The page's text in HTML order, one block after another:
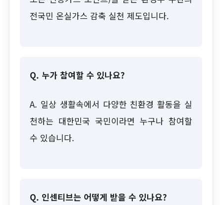
전국민 온실가스 감축 실천 제도입니다.
Q. 누가 참여할 수 있나요?
A. 일상 생활속에서 다양한 친환경 활동을 실
천하는 대한민국 국민이라면 누구나 참여할
수 있습니다.
Q. 인센티브는 어떻게 받을 수 있나요?